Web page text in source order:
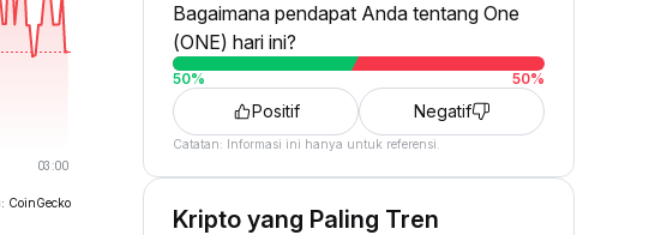
CoinGecko
Bagaimana pendapat Anda tentang One
(ONE) hari ini?
50% 50%
Positif Negatif
Catatan: Informasi ini hanya untuk referensi.
Kripto yang Paling Tren